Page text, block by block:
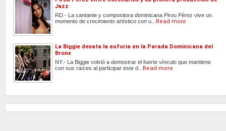
Jazz
RD.- La cantante y compositora dominicana Pirou Pérez vive un
momento de crecimiento artístico con u...
Read more
La Biggie desata la euforia en la Parada Dominicana del
Bronx
NY.- La Biggie volvió a demostrar el fuerte vínculo que mantiene
con sus raíces al participar este d...
Read more